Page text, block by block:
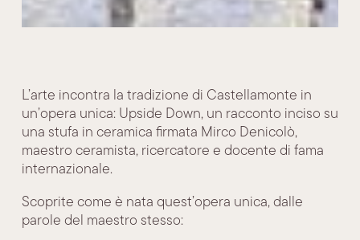
L’arte incontra la tradizione di Castellamonte in
un’opera unica: Upside Down, un racconto inciso su
una stufa in ceramica firmata Mirco Denicolò,
maestro ceramista, ricercatore e docente di fama
internazionale.
Scoprite come è nata quest’opera unica, dalle
parole del maestro stesso: